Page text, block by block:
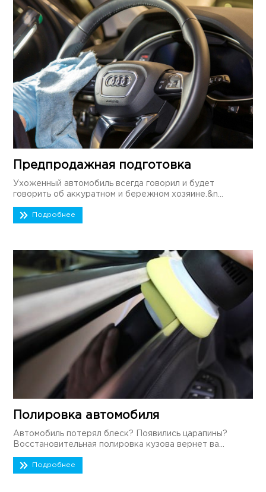
Предпродажная подготовка
Ухоженный автомобиль всегда говорил и будет
говорить об аккуратном и бережном хозяине.&n...
Подробнее
Полировка автомобиля
Автомобиль потерял блеск? Появились царапины?
Восстановительная полировка кузова вернет ва...
Подробнее